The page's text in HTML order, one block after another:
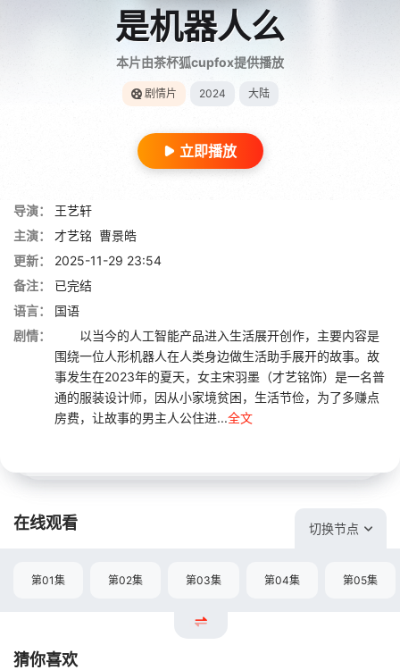
是机器人么
本片由茶杯狐cupfox提供播放
剧情片 2024 大陆
立即播放
导演：
王艺轩
主演：
才艺铭 曹景皓
更新：
2025-11-29 23:54
备注：
已完结
语言：
国语
剧情：
以当今的人工智能产品进入生活展开创作，主要内容是
围绕一位人形机器人在人类身边做生活助手展开的故事。故
事发生在2023年的夏天，女主宋羽墨（才艺铭饰）是一名普
通的服装设计师，因从小家境贫困，生活节俭，为了多赚点
房费，让故事的男主人公住进...全文
在线观看 切换节点
第01集 第02集 第03集 第04集 第05集
猜你喜欢